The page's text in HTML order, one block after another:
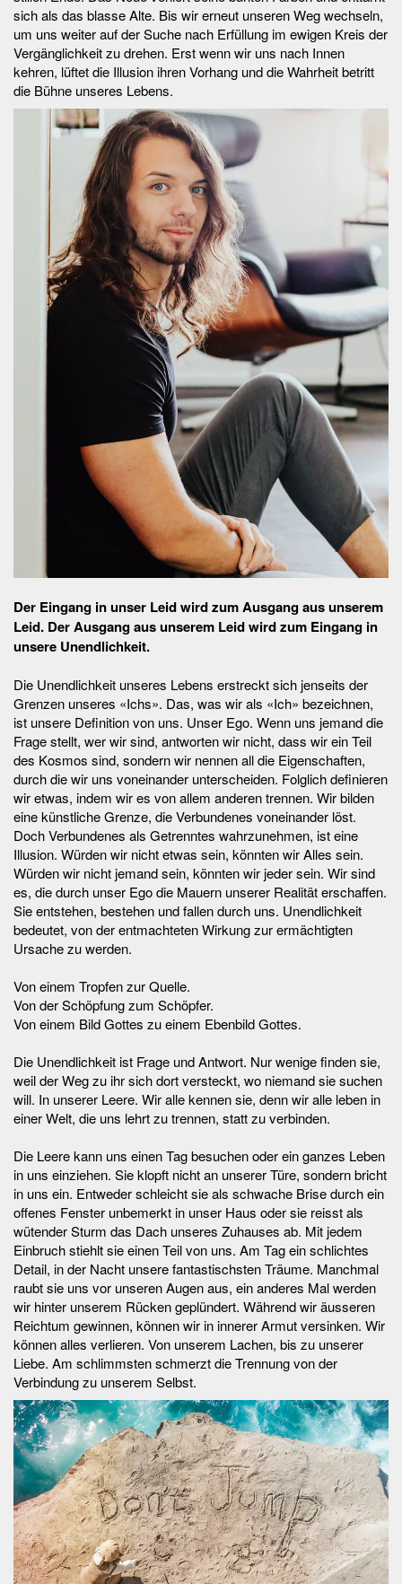
sich als das blasse Alte. Bis wir erneut unseren Weg wechseln,
um uns weiter auf der Suche nach Erfüllung im ewigen Kreis der
Vergänglichkeit zu drehen. Erst wenn wir uns nach Innen
kehren, lüftet die Illusion ihren Vorhang und die Wahrheit betritt
die Bühne unseres Lebens.
Der Eingang in unser Leid wird zum Ausgang aus unserem
Leid. Der Ausgang aus unserem Leid wird zum Eingang in
unsere Unendlichkeit.
Die Unendlichkeit unseres Lebens erstreckt sich jenseits der
Grenzen unseres «Ichs». Das, was wir als «Ich» bezeichnen,
ist unsere Definition von uns. Unser Ego. Wenn uns jemand die
Frage stellt, wer wir sind, antworten wir nicht, dass wir ein Teil
des Kosmos sind, sondern wir nennen all die Eigenschaften,
durch die wir uns voneinander unterscheiden. Folglich definieren
wir etwas, indem wir es von allem anderen trennen. Wir bilden
eine künstliche Grenze, die Verbundenes voneinander löst.
Doch Verbundenes als Getrenntes wahrzunehmen, ist eine
Illusion. Würden wir nicht etwas sein, könnten wir Alles sein.
Würden wir nicht jemand sein, könnten wir jeder sein. Wir sind
es, die durch unser Ego die Mauern unserer Realität erschaffen.
Sie entstehen, bestehen und fallen durch uns. Unendlichkeit
bedeutet, von der entmachteten Wirkung zur ermächtigten
Ursache zu werden.
Von einem Tropfen zur Quelle.
Von der Schöpfung zum Schöpfer.
Von einem Bild Gottes zu einem Ebenbild Gottes.
Die Unendlichkeit ist Frage und Antwort. Nur wenige finden sie,
weil der Weg zu ihr sich dort versteckt, wo niemand sie suchen
will. In unserer Leere. Wir alle kennen sie, denn wir alle leben in
einer Welt, die uns lehrt zu trennen, statt zu verbinden.
Die Leere kann uns einen Tag besuchen oder ein ganzes Leben
in uns einziehen. Sie klopft nicht an unserer Türe, sondern bricht
in uns ein. Entweder schleicht sie als schwache Brise durch ein
offenes Fenster unbemerkt in unser Haus oder sie reisst als
wütender Sturm das Dach unseres Zuhauses ab. Mit jedem
Einbruch stiehlt sie einen Teil von uns. Am Tag ein schlichtes
Detail, in der Nacht unsere fantastischsten Träume. Manchmal
raubt sie uns vor unseren Augen aus, ein anderes Mal werden
wir hinter unserem Rücken geplündert. Während wir äusseren
Reichtum gewinnen, können wir in innerer Armut versinken. Wir
können alles verlieren. Von unserem Lachen, bis zu unserer
Liebe. Am schlimmsten schmerzt die Trennung von der
Verbindung zu unserem Selbst.